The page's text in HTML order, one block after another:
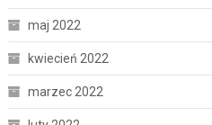
maj 2022
kwiecień 2022
marzec 2022